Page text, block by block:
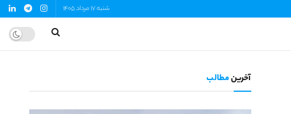
شنبه 17 مرداد 1405
آخرینمطالب